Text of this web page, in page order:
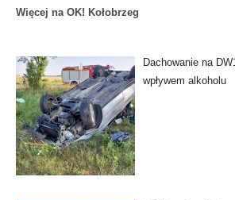
Więcej na OK! Kołobrzeg
Dachowanie na
wpływem alkoholu